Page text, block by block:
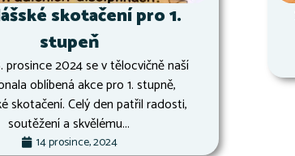
skotačení pro 1.
stupeň
prosince 2024 se v tělocvičně naší
oblíbená akce pro 1. stupně,
skotačení. Celý den patřil radosti,
soutěžení a skvělému...
14 prosince, 2024